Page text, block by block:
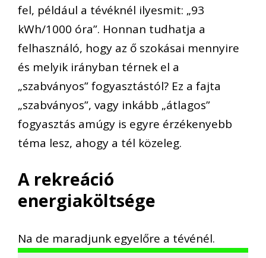
fel, például a tévéknél ilyesmit: „93
kWh/1000 óra”. Honnan tudhatja a
felhasználó, hogy az ő szokásai mennyire
és melyik irányban térnek el a
„szabványos” fogyasztástól? Ez a fajta
„szabványos”, vagy inkább „átlagos”
fogyasztás amúgy is egyre érzékenyebb
téma lesz, ahogy a tél közeleg.
A rekreáció
energiaköltsége
Na de maradjunk egyelőre a tévénél.